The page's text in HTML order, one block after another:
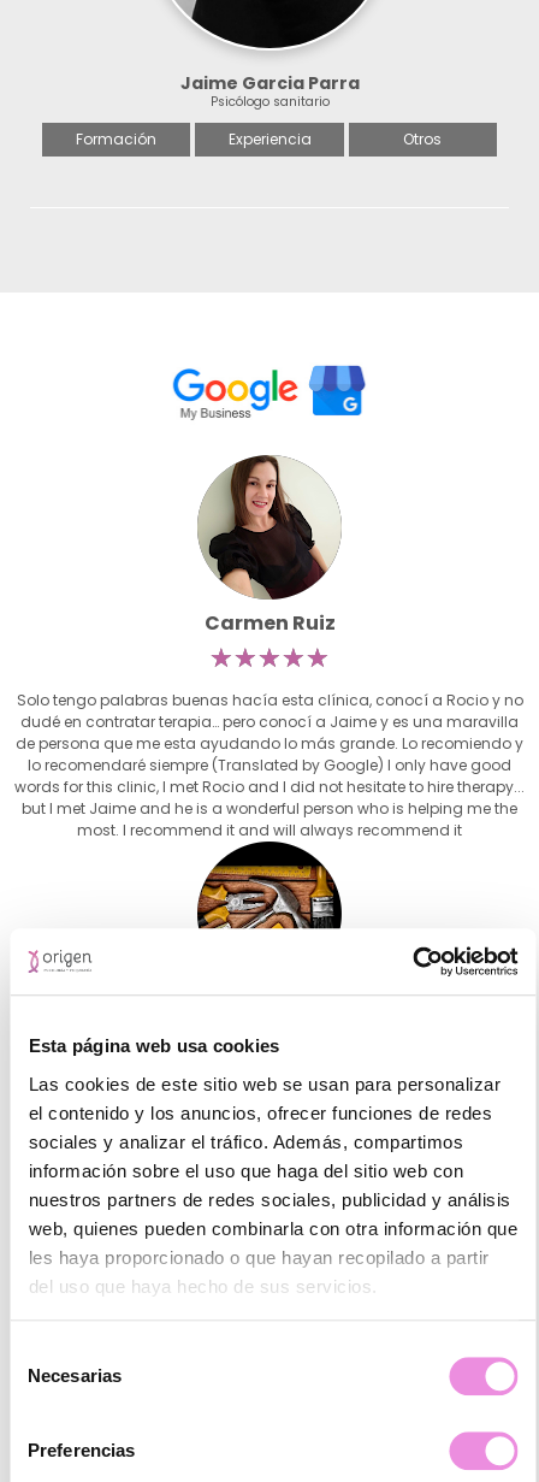
Esta página web usa cookies
Las cookies de este sitio web se usan para personalizar
el contenido y los anuncios, ofrecer funciones de redes
sociales y analizar el tráfico. Además, compartimos
información sobre el uso que haga del sitio web con
nuestros partners de redes sociales, publicidad y análisis
web, quienes pueden combinarla con otra información que
les haya proporcionado o que hayan recopilado a partir
del uso que haya hecho de sus servicios.
Necesarias
Preferencias
Jaime Garcia Parra
Psicólogo sanitario
Formación Experiencia Otros
Carmen Ruiz
☆☆☆☆☆
Solo tengo palabras buenas hacía esta clínica, conocí a Rocio y no
dudé en contratar terapia… pero conocí a Jaime y es una maravilla
de persona que me esta ayudando lo más grande. Lo recomiendo y
lo recomendaré siempre (Translated by Google) I only have good
words for this clinic, I met Rocio and I did not hesitate to hire therapy...
but I met Jaime and he is a wonderful person who is helping me the
most. I recommend it and will always recommend it
☆☆☆
Me estan ayudando mucho y lo que en principio era recomendable
para bajar de peso me he dado cuenta de que me está ayudando
en muchas otras cosas, Gracias! (Translated by Google) They are
helping me a lot and what was initially recommended for losing
weight I have realized is helping me with many other things, thank
you!
Estaba en un situación personal con mi pareja que creiamos que no
tenia arreglo, me habian hablado del tipo de terapia que utilizan en